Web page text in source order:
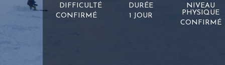
DIFFICULTÉ
CONFIRMÉ
DURÉE
1 JOUR
NIVEAU
PHYSIQUE
CONFIRMÉ